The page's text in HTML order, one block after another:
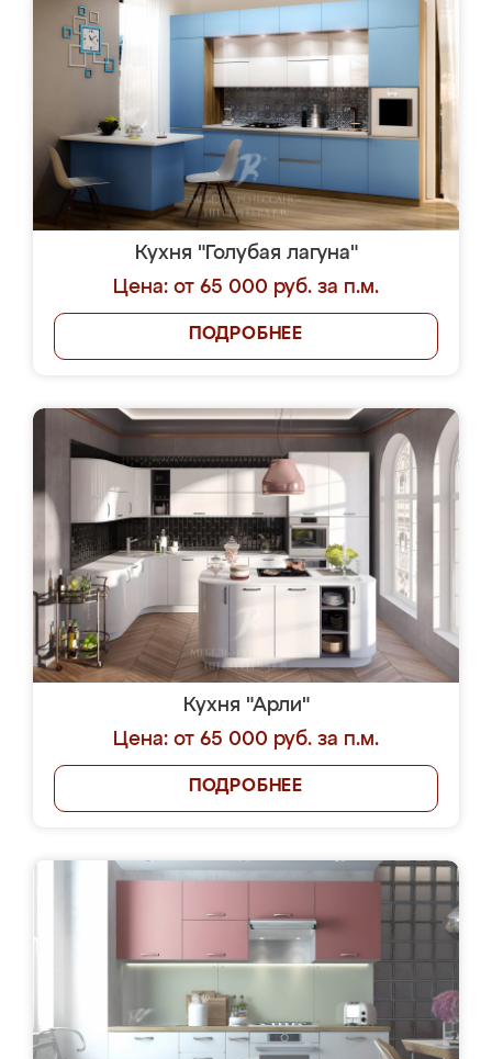
Кухня "Голубая лагуна"
Цена: от 65 000 руб. за п.м.
ПОДРОБНЕЕ
Кухня "Арли"
Цена: от 65 000 руб. за п.м.
ПОДРОБНЕЕ